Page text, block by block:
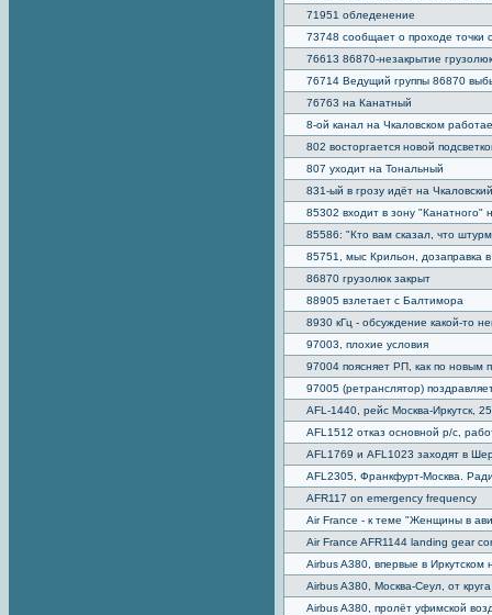
71951 обледенение
73748 сообщает о проходе
76613 86870-незакрытие
76714 Ведущий группы 86870
76763 на Канатный
8-ой канал на Чкаловском
802 восторгается новой
807 уходит на Тональный
831-ый в грозу идёт на
85302 входит в зону
85586: "Кто вам сказал, что
85751, мыс Крильон, дозаправка в
86870 грузолюк закрыт
88905 взлетает с Балтимора
8930 кГц - обсуждение какой-то
97003, плохие условия
97004 поясняет РП, как по новым
97005 (ретранслятор)
AFL-1440, рейс Москва-Иркутск,
AFL1512 отказ основной р/с,
AFL1769 и AFL1023 заходят в
AFL2305, Франкфурт-Москва.
AFR117 on emergency frequency
Air France - к теме "Женщины в
Air France AFR1144 landing gear
Airbus A380, впервые в Иркутском
Airbus A380, Москва-Сеул, от
Airbus A380, пролёт уфимской